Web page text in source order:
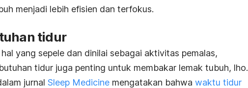
menjadi lebih efisien dan terfokus.
tidur
yang sepele dan dinilai sebagai aktivitas pemalas,
tidur juga penting untuk membakar lemak tubuh, lho.
jurnal Sleep Medicine mengatakan bahwa waktu tidur